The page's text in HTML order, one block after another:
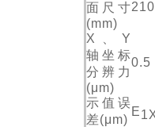
面尺寸
(mm)
X、Y
轴坐标
分辨力
(μm)
0.5
示值误
差(μm)
E